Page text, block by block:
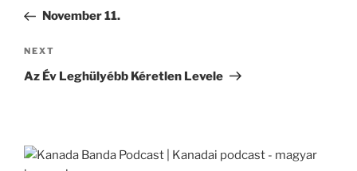
PostNovember 11.
Next
Post
NEXT
Az Év Leghülyébb Kéretlen Levele